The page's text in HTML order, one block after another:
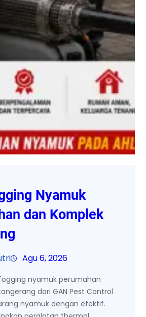
Nyamuk
dan Komplek
Agu 6, 2026
nyamuk perumahan
dari GAN Pest Control
nyamuk dengan efektif.